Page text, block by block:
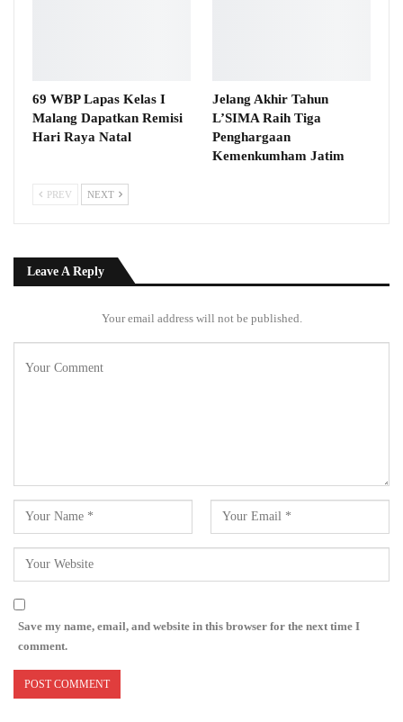
69 WBP Lapas Kelas I
Malang Dapatkan Remisi
Hari Raya Natal
Jelang Akhir Tahun
L’SIMA Raih Tiga
Penghargaan
Kemenkumham Jatim
PREV NEXT
Leave A Reply
Your email address will not be published.
Save my name, email, and website in this browser for the next time I
comment.